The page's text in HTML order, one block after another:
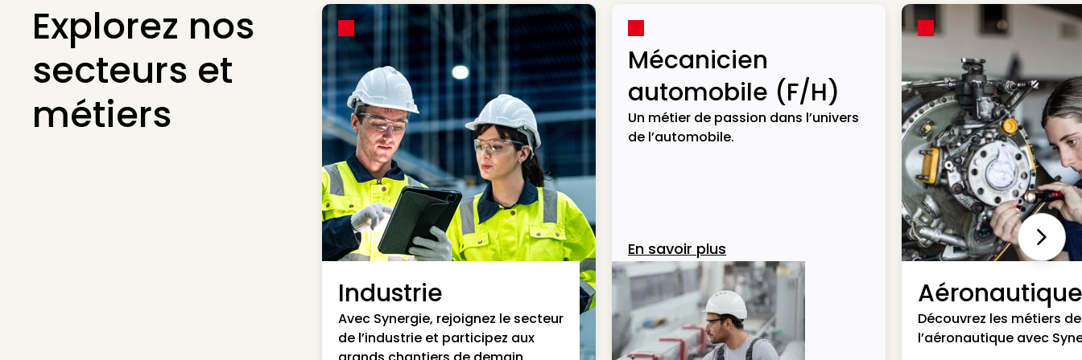
Explorez nos
secteurs et
métiers
Industrie
Avec Synergie, rejoignez le secteur
de l’industrie et participez aux
Mécanicien
automobile (F/H)
Un métier de passion dans l’univers
de l’automobile.
En savoir plus
Aéronautique
Découvrez les métiers de
l’aéronautique avec
Next